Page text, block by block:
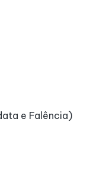
e Falência)